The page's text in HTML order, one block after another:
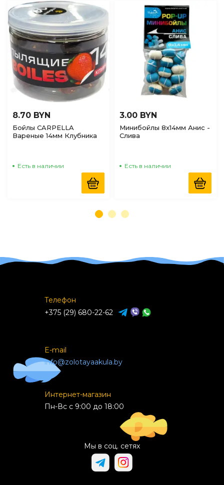
8.70 BYN
Бойлы CARPELLA
Вареные 14мм Клубника
Есть в наличии
3.00 BYN
Минибойлы 8х14мм Анис -
Слива
Есть в наличии
Телефон
+375 (29) 680-22-62
E-mail
info@zolotayaakula.by
Интернет-магазин
Пн-Вс с 9:00 до 18:00
Мы в соц. сетях